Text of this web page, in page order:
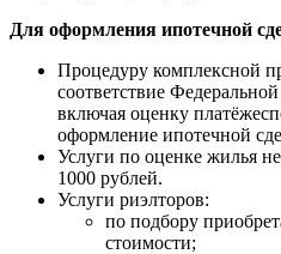
Для оформления ипотечной
Процедуру комплексной
соответствие
включая оценку
оформление ипотечной
Услуги по оценке жилья
1000 рублей.
Услуги риэлторов:
по подбору
стоимости;